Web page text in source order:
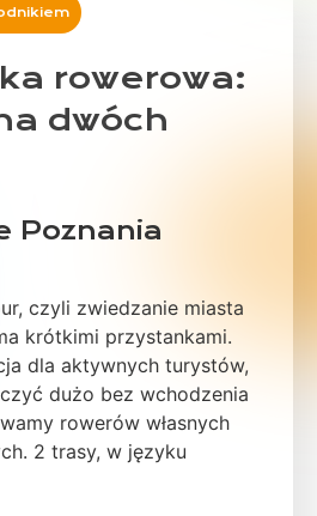
rowerowa:
dwóch
Poznania
czyli zwiedzanie miasta
krótkimi przystankami.
dla aktywnych turystów,
dużo bez wchodzenia
rowerów własnych
2 trasy, w języku